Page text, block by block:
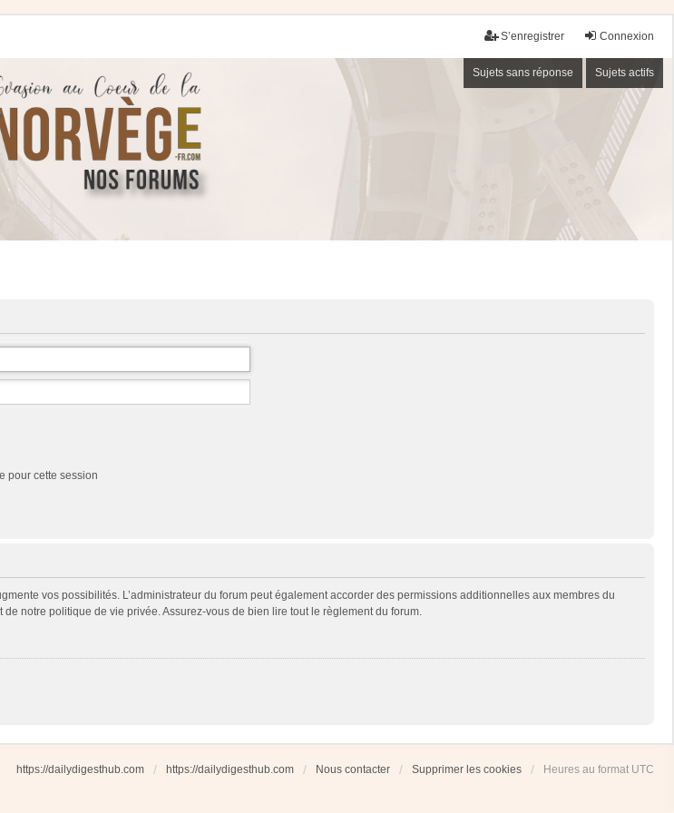
Connexion
S’enregistrer
Sujets sans réponse Sujets actifs
pour cette session
vos possibilités. L’administrateur du forum peut également accorder des permissions additionnelles aux membres du
notre politique de vie privée. Assurez-vous de bien lire tout le règlement du forum.
https://dailydigesthub.com https://dailydigesthub.com Nous contacter Supprimer les cookies Heures au format UTC